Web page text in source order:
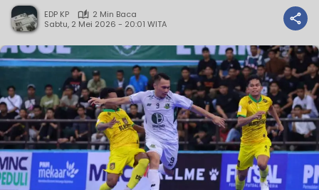
EDP KP
2 Min Baca
Sabtu, 2 Mei 2026 - 20:01 WITA